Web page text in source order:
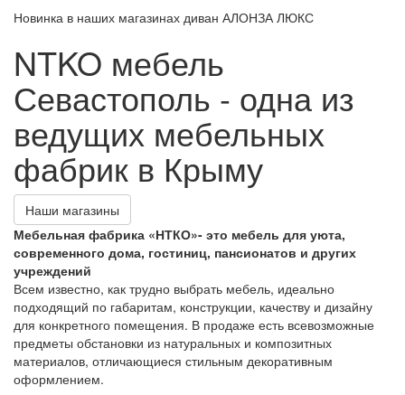
Новинка в наших магазинах диван АЛОНЗА ЛЮКС
NTKO мебель
Севастополь - одна из
ведущих мебельных
фабрик в Крыму
Наши магазины
Мебельная фабрика «НТКО»- это мебель для уюта,
современного дома, гостиниц, пансионатов и других
учреждений
Всем известно, как трудно выбрать мебель, идеально
подходящий по габаритам, конструкции, качеству и дизайну
для конкретного помещения. В продаже есть всевозможные
предметы обстановки из натуральных и композитных
материалов, отличающиеся стильным декоративным
оформлением.